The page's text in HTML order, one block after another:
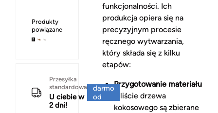
Produkty
powiązane
Przesyłka
standardowa
U ciebie w
2 dni!
darmo
od
funkcjonalności. Ich
produkcja opiera się na
precyzyjnym procesie
ręcznego wytwarzania,
który składa się z kilku
etapów:
Przygotowanie materiału
– liście drzewa
kokosowego są zbierane